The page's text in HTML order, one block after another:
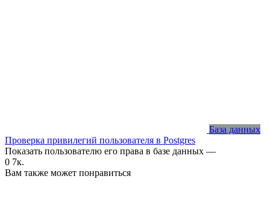
База данных
Проверка привилегий пользователя в Postgres
Показать пользователю его права в базе данных —
0 7к.
Вам также может понравиться